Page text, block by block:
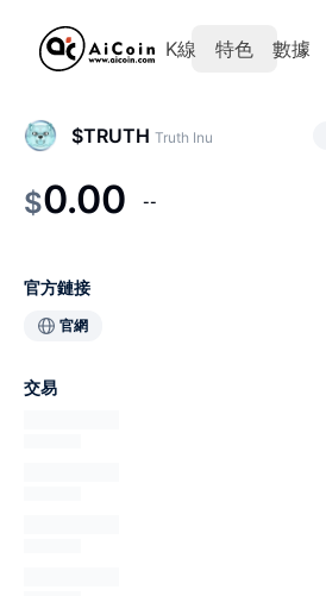
K線 特色 數據
$TRUTH Truth Inu
$0.00 --
官方鏈接
官網
交易